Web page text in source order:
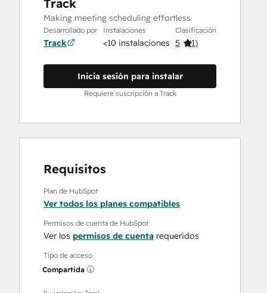
Track
Making meeting scheduling effortless
Desarrollado por
Track
Instalaciones
<10 instalaciones
Clasificación
5 (1)
Inicia sesión para instalar
Requiere suscripción a Track
Requisitos
Plan de HubSpot
Ver todos los planes compatibles
Permisos de cuenta de HubSpot
Ver los permisos de cuenta requeridos
Tipo de acceso
Compartida